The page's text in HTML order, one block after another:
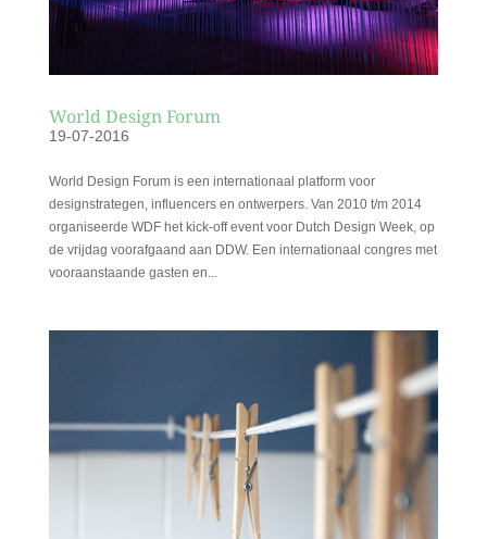
World Design Forum
19-07-2016
World Design Forum is een internationaal platform voor
designstrategen, influencers en ontwerpers. Van 2010 t/m 2014
organiseerde WDF het kick-off event voor Dutch Design Week, op
de vrijdag voorafgaand aan DDW. Een internationaal congres met
vooraanstaande gasten en...